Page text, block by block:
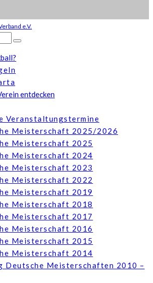
entdecken
Veranstaltungstermine
Meisterschaft 2025/2026
Meisterschaft 2025
Meisterschaft 2024
Meisterschaft 2023
Meisterschaft 2022
Meisterschaft 2019
Meisterschaft 2018
Meisterschaft 2017
Meisterschaft 2016
Meisterschaft 2015
Meisterschaft 2014
Deutsche Meisterschaften 2010 –